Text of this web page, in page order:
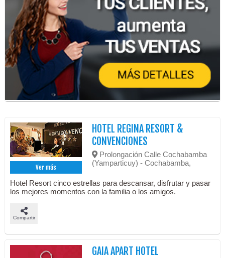
Ver más
HOTEL REGINA RESORT &
CONVENCIONES
Prolongación Calle Cochabamba
(Yamparticuy) - Cochabamba,
Hotel Resort cinco estrellas para descansar, disfrutar y pasar
los mejores momentos con la familia o los amigos.
Compartir
GAIA APART HOTEL